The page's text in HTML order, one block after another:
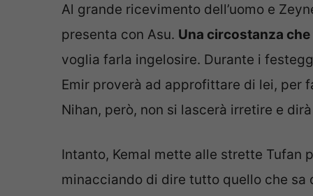
Al grande ricevimento dell’uomo e
presenta con Asu. Una circostanza
voglia farla ingelosire. Durante i
Emir proverà ad approfittare di lei, per
Nihan, però, non si lascerà irretire e
Intanto, Kemal mette alle strette Tufan
minacciando di dire tutto quello che sa